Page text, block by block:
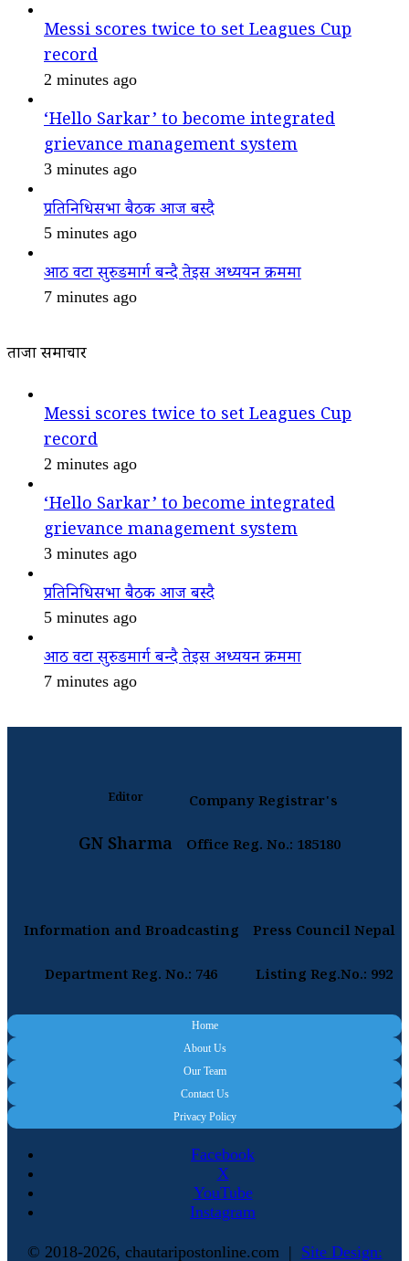
Messi scores twice to set Leagues Cup
record
2 minutes ago
‘Hello Sarkar’ to become integrated
grievance management system
3 minutes ago
प्रतिनिधिसभा बैठक आज बस्दै
5 minutes ago
आठ वटा सुरुङमार्ग बन्दै तेइस अध्ययन क्रममा
7 minutes ago
ताजा समाचार
Messi scores twice to set Leagues Cup
record
2 minutes ago
‘Hello Sarkar’ to become integrated
grievance management system
3 minutes ago
प्रतिनिधिसभा बैठक आज बस्दै
5 minutes ago
आठ वटा सुरुङमार्ग बन्दै तेइस अध्ययन क्रममा
7 minutes ago
Editor
GN Sharma
Company Registrar's
Office Reg. No.: 185180
Information and Broadcasting
Department Reg. No.: 746
Press Council Nepal
Listing Reg.No.: 992
Home
About Us
Our Team
Contact Us
Privacy Policy
Facebook
X
YouTube
Instagram
© 2018-2026, chautaripostonline.com | Site Design: